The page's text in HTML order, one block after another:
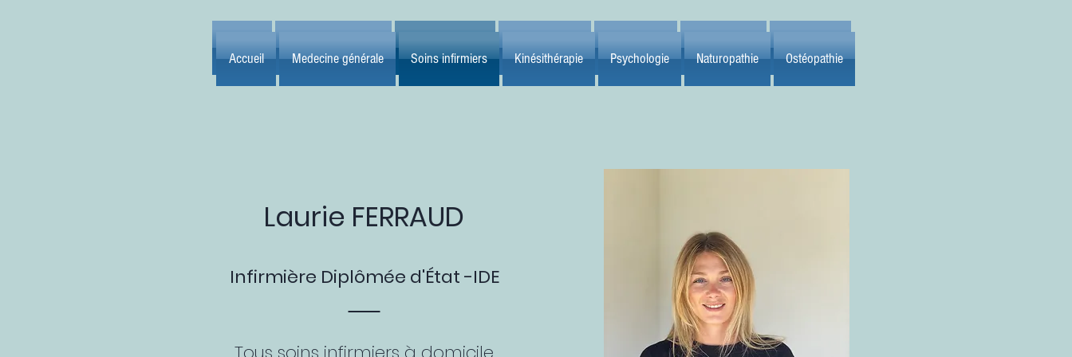
Accueil Medecine générale Soins infirmiers Kinésithérapie Psychologie Naturopathie Ostéopathie
Accueil Medecine générale Soins infirmiers Kinésithérapie Psychologie Naturopathie Ostéopathie
Laurie FERRAUD
Infirmière Diplômée d'État -IDE